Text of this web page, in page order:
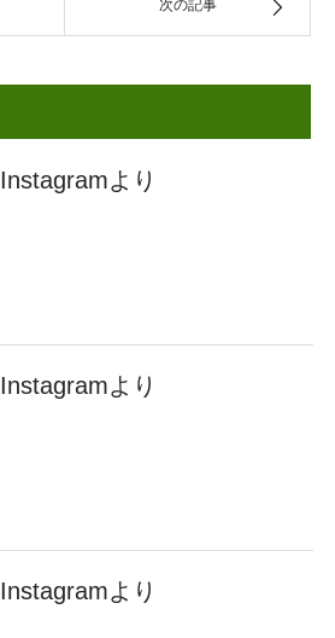
次の記事
Instagramより
Instagramより
Instagramより